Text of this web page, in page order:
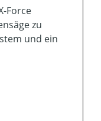
Force
zu
und ein